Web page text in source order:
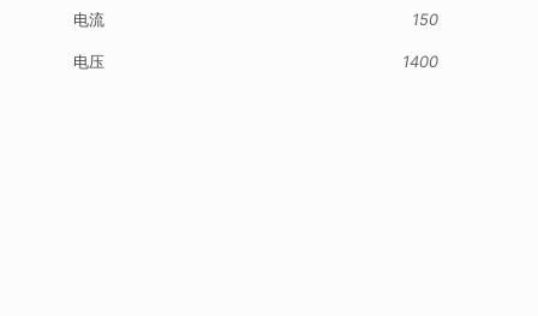
电流 150
电压 1400